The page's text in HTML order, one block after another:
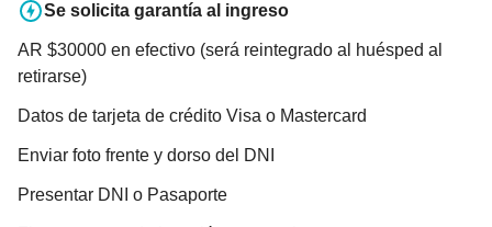
Se solicita garantía al ingreso
AR $30000 en efectivo (será reintegrado al huésped al
retirarse)
Datos de tarjeta de crédito Visa o Mastercard
Enviar foto frente y dorso del DNI
Presentar DNI o Pasaporte